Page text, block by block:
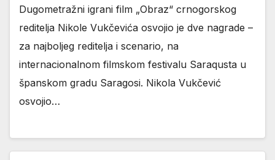
Dugometražni igrani film „Obraz“ crnogorskog
reditelja Nikole Vukčevića osvojio je dve nagrade –
za najboljeg reditelja i scenario, na
internacionalnom filmskom festivalu Saraqusta u
španskom gradu Saragosi. Nikola Vukčević
osvojio…